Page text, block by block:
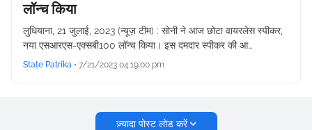
लॉन्च किया
लुधियाना, 21 जुलाई, 2023 (न्यूज़ टीम) : सोनी ने आज छोटा वायरलेस स्पीकर,
नया एसआरएस-एक्सबी100 लॉन्च किया। इस दमदार स्पीकर की आ…
State Patrika • 7/21/2023 04:19:00 pm
ज़्यादा पोस्ट लोड करें